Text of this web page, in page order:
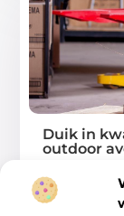
Duik in
outdoor
Als je een
belangrijk